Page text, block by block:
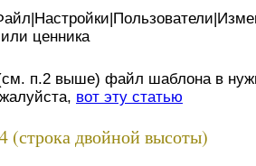
ценника
п.2 выше) файл шаблона в
вот эту статью
(строка двойной высоты)